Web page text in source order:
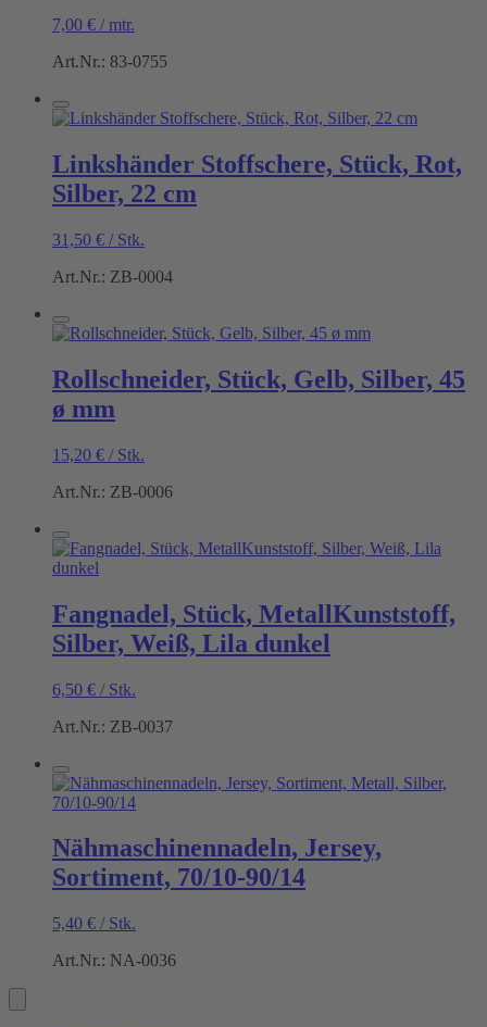
7,00 € / mtr.
Art.Nr.: 83-0755
Linkshänder Stoffschere, Stück, Rot,
Silber, 22 cm
31,50 € / Stk.
Art.Nr.: ZB-0004
Rollschneider, Stück, Gelb, Silber, 45
ø mm
15,20 € / Stk.
Art.Nr.: ZB-0006
Fangnadel, Stück, MetallKunststoff,
Silber, Weiß, Lila dunkel
6,50 € / Stk.
Art.Nr.: ZB-0037
Nähmaschinennadeln, Jersey,
Sortiment, 70/10-90/14
5,40 € / Stk.
Art.Nr.: NA-0036